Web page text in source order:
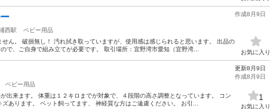
西駅
ベビー用品
ん。 破損無し！ 汚れ拭き取っていますが、使用感は感じられると思います。 出品の
で、ご自身で組み立てが必要です。 取引場所：宜野湾市愛知（宜野湾...
作成8月9日
お気に入り
ベビー用品
出来ます。 体重は１２キロまでが対象で、４段階の高さ調整となっています。 コン
あります。 ペット飼ってます、 神経質な方はご遠慮ください。 お引...
更新8月9日
作成8月9日
1
お気に入り